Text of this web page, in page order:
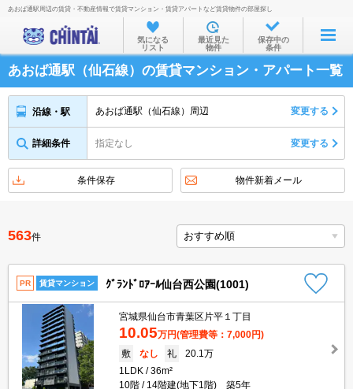
お部屋を探す
沿線・駅から
住所から
家賃相場から
物件特集から
不動産会社から
TOP
あおば通駅周辺の賃貸・不動産情報で賃貸マンション・賃貸アパートなど賃貸物件の部屋探し
気になる
リスト
最近見た
物件
保存中の
条件
あおば通駅（仙石線）の賃貸マンション・アパート一覧
沿線・駅 あおば通駅（仙石線）周辺 変更する
詳細条件 指定なし 変更する
条件保存 物件新着メール
563件
PR 賃貸マンション ｸﾞﾗﾝﾄﾞﾛｱｰﾙ仙台西公園(1001)
宮城県仙台市青葉区片平１丁目
10.05万円(管理費等：7,000円)
敷
なし 礼
20.1万
1LDK
36m²
10階
14階建(地下1階) 築5年